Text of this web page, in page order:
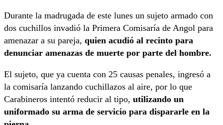
Durante la madrugada de este lunes un sujeto armado con
dos cuchillos invadió la Primera Comisaría de Angol para
amenazar a su pareja, quien acudió al recinto para
denunciar amenazas de muerte por parte del hombre.
El sujeto, que ya cuenta con 25 causas penales, ingresó a
la comisaría lanzando cuchillazos al aire, por lo que
Carabineros intentó reducir al tipo, utilizando un
uniformado su arma de servicio para dispararle en la